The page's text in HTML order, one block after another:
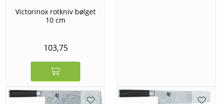
Victorinox rotkniv bølget
10 cm
103,75